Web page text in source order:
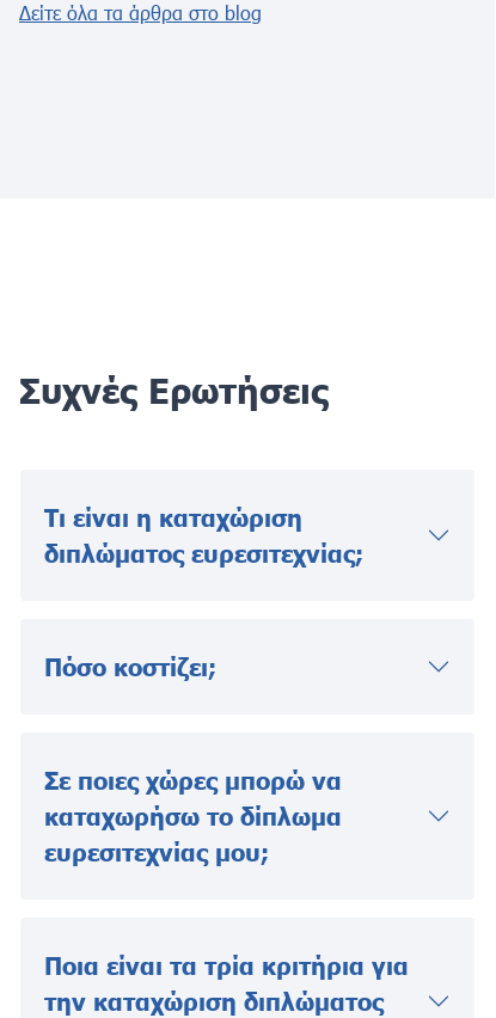
Δείτε όλα τα άρθρα στο blog
Συχνές Ερωτήσεις
Τι είναι η καταχώριση
διπλώματος ευρεσιτεχνίας;
Πόσο κοστίζει;
Σε ποιες χώρες μπορώ να
καταχωρήσω το δίπλωμα
ευρεσιτεχνίας μου;
Ποια είναι τα τρία κριτήρια για
την καταχώριση διπλώματος